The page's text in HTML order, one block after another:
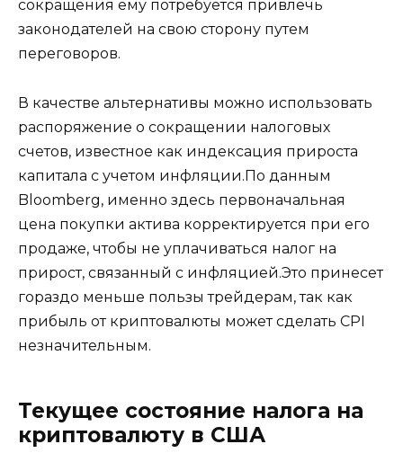
сокращения ему потребуется привлечь
законодателей на свою сторону путем
переговоров.
В качестве альтернативы можно использовать
распоряжение о сокращении налоговых
счетов, известное как индексация прироста
капитала с учетом инфляции.По данным
Bloomberg, именно здесь первоначальная
цена покупки актива корректируется при его
продаже, чтобы не уплачиваться налог на
прирост, связанный с инфляцией.Это принесет
гораздо меньше пользы трейдерам, так как
прибыль от криптовалюты может сделать CPI
незначительным.
Текущее состояние налога на
криптовалюту в США